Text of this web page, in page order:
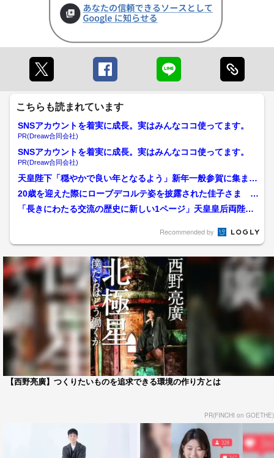
こちらも読まれています
SNSアカウントを着実に成長。実はみんなココ使ってます。
PR(Dreaw合同会社)
SNSアカウントを着実に成長。実はみんなココ使ってます。
PR(Dreaw合同会社)
天皇陛下「穏やかで良い年となるよう」新年一般参賀に集まっ
た“6万人”前におことば...
20歳を迎えた際にローブデコルテ姿を披露された佳子さま 初
の記者会見では「導火線...
「長きにわたる交流の歴史に新しい1ページ」天皇皇后両陛下
Recommended by
【西野亮廣】つくりたいものを追求できる環境の作り方とは
PR(FINCHI on GOETHE)